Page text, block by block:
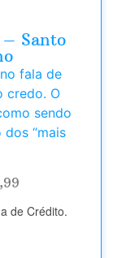
– Santo
fala de
credo. O
sendo
“mais
de Crédito.